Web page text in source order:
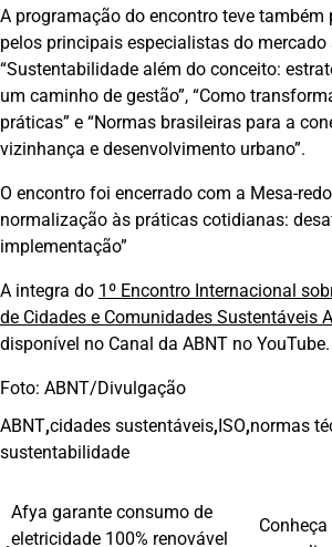
A programação do encontro teve
pelos principais especialistas do mercado
“Sustentabilidade além do conceito:
um caminho de gestão”, “Como
práticas” e “Normas brasileiras para a
vizinhança e desenvolvimento urbano”.
O encontro foi encerrado com a Mesa-
normalização às práticas cotidianas:
implementação”
A integra do 1º Encontro Internacional
de Cidades e Comunidades Sustentáveis
disponível no Canal da ABNT no YouTube.
Foto: ABNT/Divulgação
ABNT,cidades sustentáveis,ISO,normas
sustentabilidade
Navegação
Afya garante consumo de
eletricidade 100% renovável